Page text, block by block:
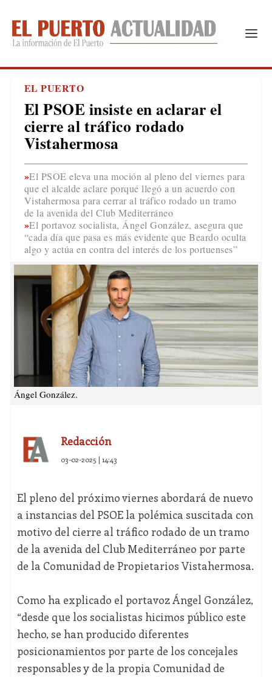
EL PUERTO
El PSOE insiste en aclarar el
cierre al tráfico rodado
Vistahermosa
El PSOE eleva una moción al pleno del viernes para
que el alcalde aclare porqué llegó a un acuerdo con
Vistahermosa para cerrar al tráfico rodado un tramo
de la avenida del Club Mediterráneo
El portavoz socialista, Ángel González, asegura que
“cada día que pasa es más evidente que Beardo oculta
algo y actúa en contra del interés de los portuenses”
Ángel González.
Redacción
03-02-2025 | 14:43
El pleno del próximo viernes abordará de nuevo
a instancias del PSOE la polémica suscitada con
motivo del cierre al tráfico rodado de un tramo
de la avenida del Club Mediterráneo por parte
de la Comunidad de Propietarios Vistahermosa.
Como ha explicado el portavoz Ángel González,
“desde que los socialistas hicimos público este
hecho, se han producido diferentes
posicionamientos por parte de los concejales
responsables y de la propia Comunidad de